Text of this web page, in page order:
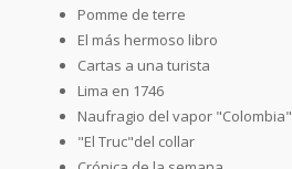
Pomme de terre
El más hermoso libro
Cartas a una turista
Lima en 1746
Naufragio del vapor "Colombia"
"El Truc"del collar